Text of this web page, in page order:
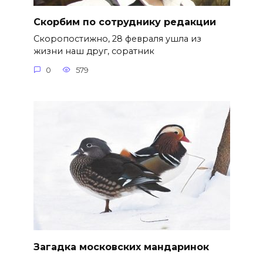
Скорбим по сотруднику редакции
Скоропостижно, 28 февраля ушла из
жизни наш друг, соратник
0 579
Загадка московских мандаринок